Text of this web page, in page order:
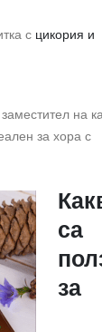
с цикория и
на
за хора с
са
за